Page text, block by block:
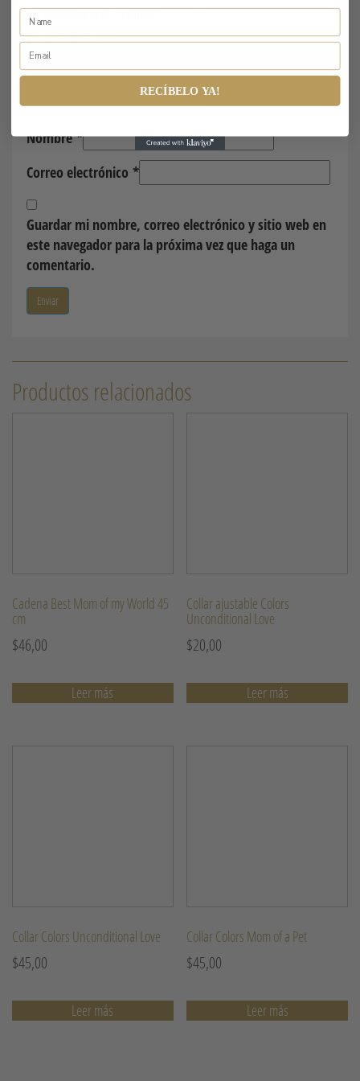
Tu puntuación*
Tu valoración*
Nombre*
Correo electrónico *
Guardar mi nombre, correo electrónico y sitio web en
este navegador para la próxima vez que haga un
comentario.
Productos relacionados
Cadena Best Mom of my World 45
cm
$46,00
Leer más
Collar ajustable Colors
Unconditional Love
$20,00
Leer más
Collar Colors Unconditional Love
$45,00
Leer más
Collar Colors Mom of a Pet
$45,00
Leer más
RECÍBELO YA!